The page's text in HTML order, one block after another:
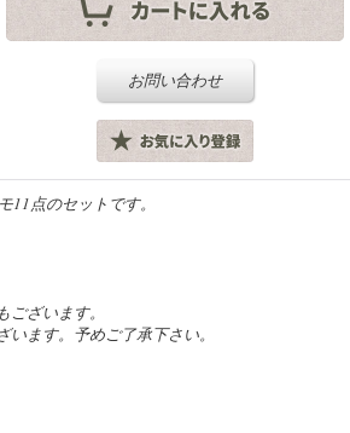
お問い合わせ
点のセットです。
ざいます。
ます。予めご了承下さい。